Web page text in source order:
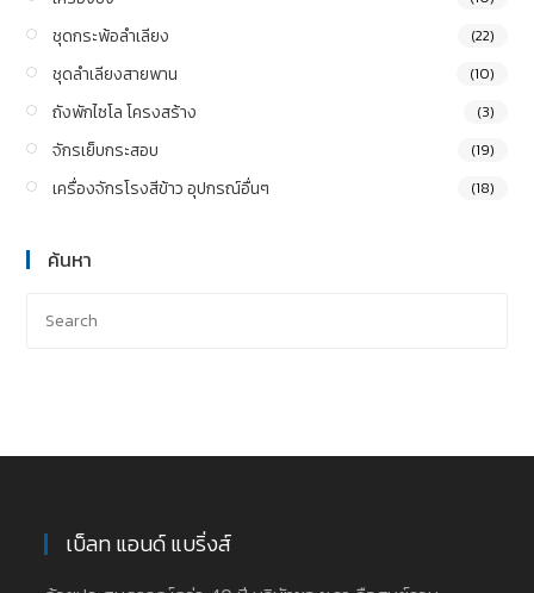
ชุดกระพ้อลำเลียง (22)
ชุดลำเลียงสายพาน (10)
ถังพักไซโล โครงสร้าง (3)
จักรเย็บกระสอบ (19)
เครื่องจักรโรงสีข้าว อุปกรณ์อื่นๆ (18)
ค้นหา
เบ็ลท แอนด์ แบริ่งส์